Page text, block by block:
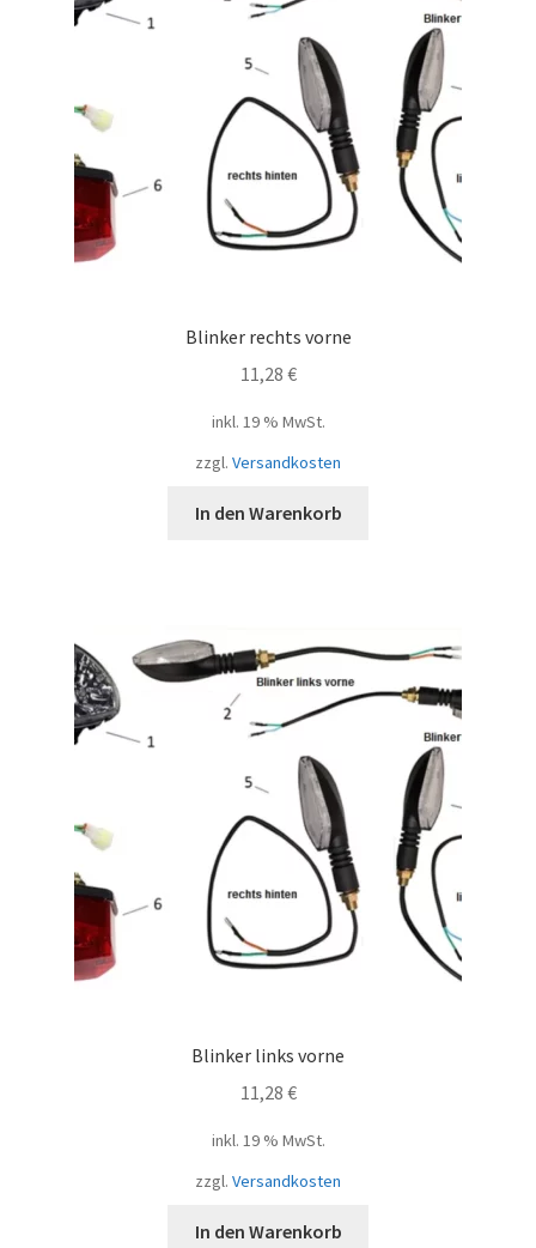
Blinker rechts vorne
11,28 €
inkl. 19 % MwSt.
zzgl. Versandkosten
In den Warenkorb
Blinker links vorne
11,28 €
inkl. 19 % MwSt.
zzgl. Versandkosten
In den Warenkorb